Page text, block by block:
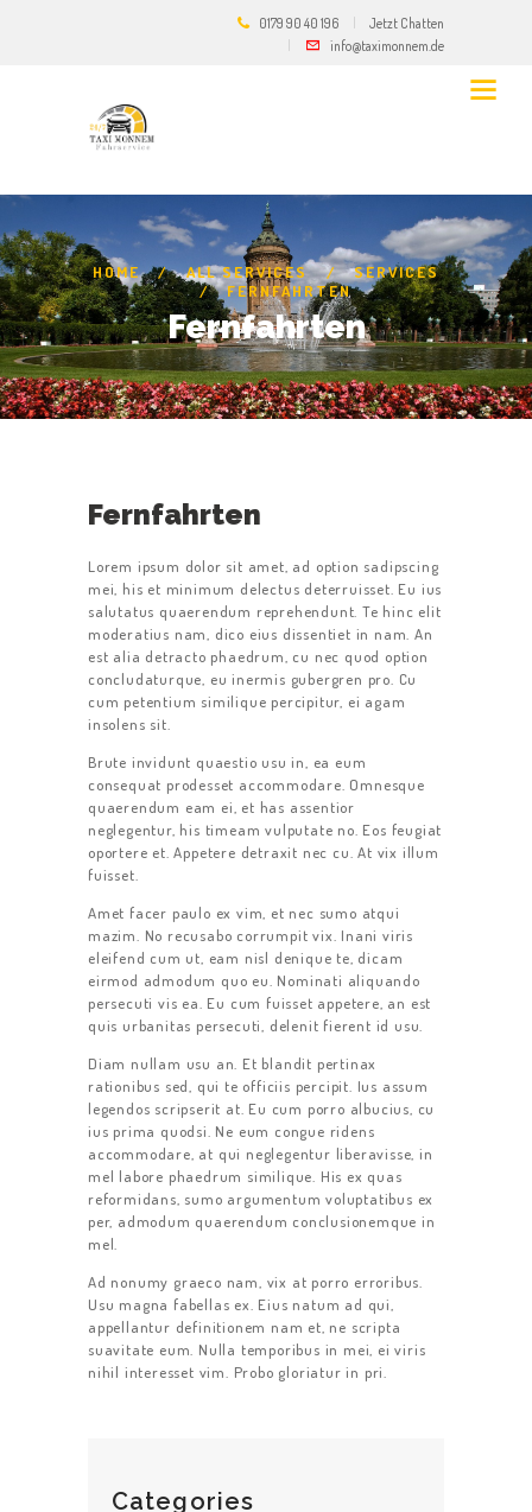
0179 90 40 196
Jetzt Chatten
info@taximonnem.de
HOME ALL SERVICES
SERVICES
FERNFAHRTEN
Fernfahrten
Fernfahrten
Lorem ipsum dolor sit amet, ad option sadipscing
mei, his et minimum delectus deterruisset. Eu ius
salutatus quaerendum reprehendunt. Te hinc elit
moderatius nam, dico eius dissentiet in nam. An
est alia detracto phaedrum, cu nec quod option
concludaturque, eu inermis gubergren pro. Cu
cum petentium similique percipitur, ei agam
insolens sit.
Brute invidunt quaestio usu in, ea eum
consequat prodesset accommodare. Omnesque
quaerendum eam ei, et has assentior
neglegentur, his timeam vulputate no. Eos feugiat
oportere et. Appetere detraxit nec cu. At vix illum
fuisset.
Amet facer paulo ex vim, et nec sumo atqui
mazim. No recusabo corrumpit vix. Inani viris
eleifend cum ut, eam nisl denique te, dicam
eirmod admodum quo eu. Nominati aliquando
persecuti vis ea. Eu cum fuisset appetere, an est
quis urbanitas persecuti, delenit fierent id usu.
Diam nullam usu an. Et blandit pertinax
rationibus sed, qui te officiis percipit. Ius assum
legendos scripserit at. Eu cum porro albucius, cu
ius prima quodsi. Ne eum congue ridens
accommodare, at qui neglegentur liberavisse, in
mel labore phaedrum similique. His ex quas
reformidans, sumo argumentum voluptatibus ex
per, admodum quaerendum conclusionemque in
mel.
Ad nonumy graeco nam, vix at porro erroribus.
Usu magna fabellas ex. Eius natum ad qui,
appellantur definitionem nam et, ne scripta
suavitate eum. Nulla temporibus in mei, ei viris
nihil interesset vim. Probo gloriatur in pri.
Categories